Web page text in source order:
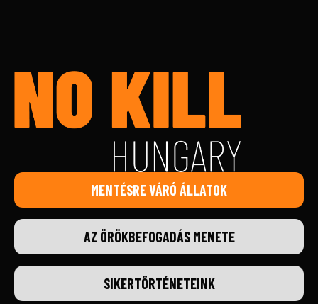
MENTÉSRE VÁRÓ ÁLLATOK
AZ ÖRÖKBEFOGADÁS MENETE
SIKERTÖRTÉNETEINK